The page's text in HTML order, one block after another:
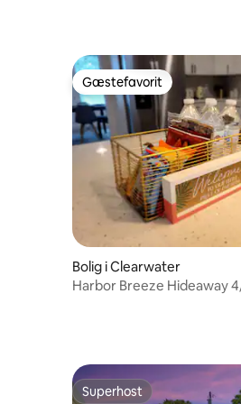
Gæstefavorit
Gæstefavorit
Bolig i Clearwater
Harbor Breeze Hideaway
Superhost
Superhost